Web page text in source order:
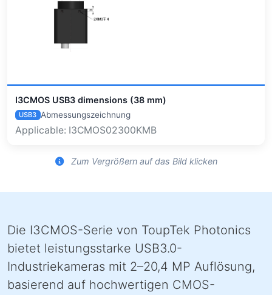
I3CMOS USB3 dimensions (38 mm)
USB3 Abmessungszeichnung
Applicable: I3CMOS02300KMB
Zum Vergrößern auf das Bild klicken
Die I3CMOS-Serie von ToupTek Photonics
bietet leistungsstarke USB3.0-
Industriekameras mit 2–20,4 MP Auflösung,
basierend auf hochwertigen CMOS-